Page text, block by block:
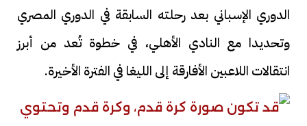
الدوري الإسباني بعد رحلته السابقة في الدوري المصري
وتحديدا مع النادي الأهلي، في خطوة تُعد من أبرز
انتقالات اللاعبين الأفارقة إلى الليغا في الفترة الأخيرة.